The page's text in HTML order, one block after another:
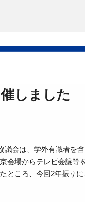
しました
会は、学外有識者を
会場からテレビ会議等
ところ、今回2年振り